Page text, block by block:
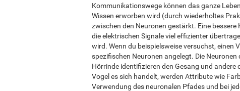
Kommunikationswege können das ganze
Wissen erworben wird (durch wiederholtes
zwischen den Neuronen gestärkt. Eine
die elektrischen Signale viel effizienter
wird. Wenn du beispielsweise versuchst, einen
spezifischen Neuronen angelegt. Die
Hörrinde identifizieren den Gesang und andere
Vogel es sich handelt, werden Attribute wie
Verwendung des neuronalen Pfades und bei